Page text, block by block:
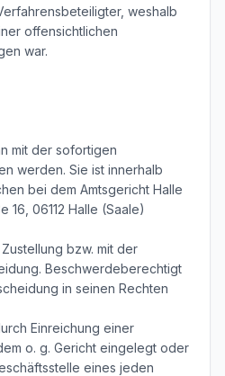
weshalb
offensichtlichen
war.
mit der sofortigen
werden. Sie ist innerhalb
bei dem Amtsgericht Halle
16, 06112 Halle (Saale)
bzw. mit der
Beschwerdeberechtigt
in seinen Rechten
Einreichung einer
o. g. Gericht eingelegt oder
eines jeden